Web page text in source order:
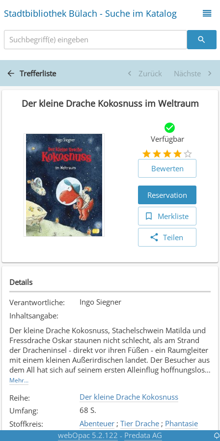
Stadtbibliothek Bülach - Suche im Katalog
Suchbegriff(e) eingeben
Trefferliste Zurück Nächste
Der kleine Drache Kokosnuss im Weltraum
Verfügbar
Bewerten
Reservation
Merkliste
Teilen
Details
Verantwortliche:
Ingo Siegner
Inhaltsangabe:
Der kleine Drache Kokosnuss, Stachelschwein Matilda und
Fressdrache Oskar staunen nicht schlecht, als am Strand
der Dracheninsel - direkt vor ihren Füßen - ein Raumgleiter
mit einem kleinen Außerirdischen landet. Der Besucher aus
dem All hat sich auf seinem ersten Alleinflug hoffnungslos
verirrt - und jetzt lässt sich sein Raumgleiter nicht mehr
Außerirdischen zu helfen und ihn nach Hause zu begleiten.
Dabei geraten die drei Freunde wieder in ein spannendes
Abenteuer, das diesmal in den Weiten des Weltraums
spielt.
Mehr...
Reihe:
Der kleine Drache Kokosnuss
Umfang:
68 S.
Stoffkreis: Abenteuer; Tier Drache; Phantasie
SIEG
webOpac 5.2.122 - Predata AG